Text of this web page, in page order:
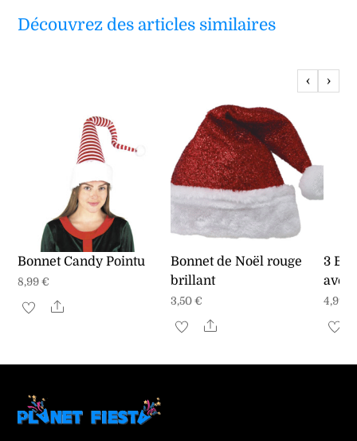
Découvrez des articles similaires
‹ ›
Bonnet Candy Pointu
8,99€
Share
Bonnet de Noël rouge
brillant
3,50€
Share
3
avec
4,99